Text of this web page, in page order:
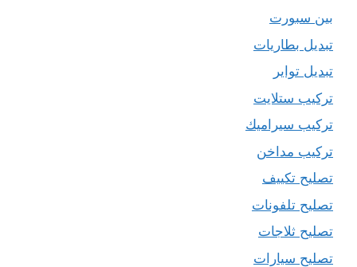
بين سبورت
تبديل بطاريات
تبديل تواير
تركيب ستلايت
تركيب سيراميك
تركيب مداخن
تصليح تكييف
تصليح تلفونات
تصليح ثلاجات
تصليح سيارات